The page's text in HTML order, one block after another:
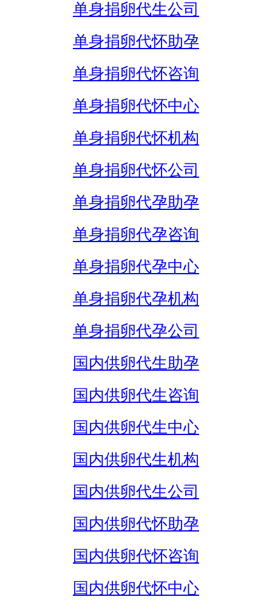
单身捐卵代生公司
单身捐卵代怀助孕
单身捐卵代怀咨询
单身捐卵代怀中心
单身捐卵代怀机构
单身捐卵代怀公司
单身捐卵代孕助孕
单身捐卵代孕咨询
单身捐卵代孕中心
单身捐卵代孕机构
单身捐卵代孕公司
国内供卵代生助孕
国内供卵代生咨询
国内供卵代生中心
国内供卵代生机构
国内供卵代生公司
国内供卵代怀助孕
国内供卵代怀咨询
国内供卵代怀中心